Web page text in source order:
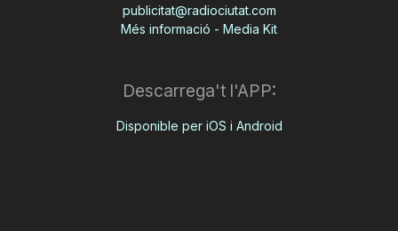
publicitat@radiociutat.com
Més informació - Media Kit
Descarrega't l'APP:
Disponible per iOS i Android